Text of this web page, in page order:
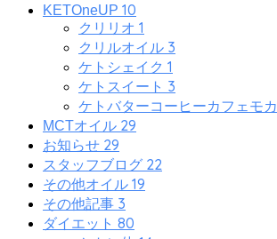
KETOneUP 10
クリリオ 1
クリルオイル 3
ケトシェイク 1
ケトスイート 3
ケトバターコーヒーカフェモカ
MCTオイル 29
お知らせ 29
スタッフブログ 22
その他オイル 19
その他記事 3
ダイエット 80